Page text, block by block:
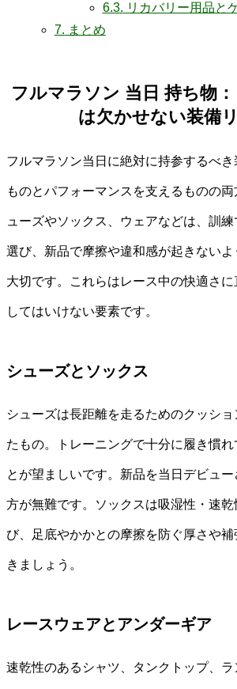
6.3. リカバリー用品と
7. まとめ
フルマラソン 当日 持ち物
は欠かせない装備
フルマラソン当日に絶対に持参するべ
ものとパフォーマンスを支えるものの
ューズやソックス、ウェアなどは、訓
選び、新品で摩擦や違和感が起きない
大切です。これらはレース中の快適さ
してはいけない要素です。
シューズとソックス
シューズは長距離を走るためのクッショ
たもの。トレーニングで十分に履き慣れ
とが望ましいです。新品を当日デビュ
方が無難です。ソックスは吸湿性・速
び、足底やかかとの摩擦を防ぐ厚さや
きましょう。
レースウェアとアンダーギア
速乾性のあるシャツ、タンクトップ、